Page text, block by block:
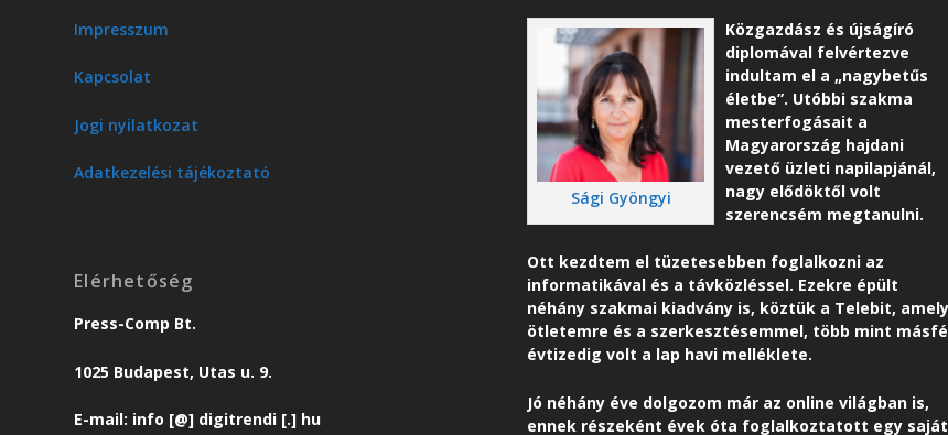
Impresszum
Kapcsolat
Jogi nyilatkozat
Adatkezelési tájékoztató
Elérhetőség
Press-Comp Bt.
1025 Budapest, Utas u. 9.
E-mail: info [@] digitrendi [.] hu
Sági Gyöngyi
Közgazdász és újságíró
diplomával felvértezve
indultam el a „nagybetűs
életbe”. Utóbbi szakma
mesterfogásait a
Magyarország hajdani
vezető üzleti napilapjánál,
nagy elődöktől volt
szerencsém megtanulni.
Ott kezdtem el tüzetesebben foglalkozni az
informatikával és a távközléssel. Ezekre épült
néhány szakmai kiadvány is, köztük a Telebit, amely
ötletemre és a szerkesztésemmel, több mint
évtizedig volt a lap havi melléklete.
Jó néhány éve dolgozom már az online világban is,
ennek részeként évek óta foglalkoztatott egy saját